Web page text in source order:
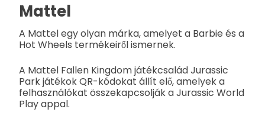
Mattel
A Mattel egy olyan márka, amelyet a Barbie és a
Hot Wheels termékeiről ismernek.
A Mattel Fallen Kingdom játékcsalád Jurassic
Park játékok QR-kódokat állít elő, amelyek a
felhasználókat összekapcsolják a Jurassic World
Play appal.